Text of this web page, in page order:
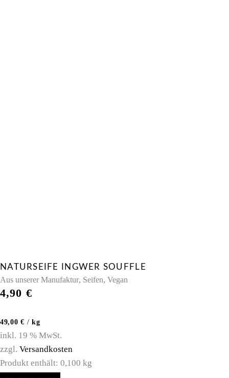
NATURSEIFE INGWER SOUFFLE
Aus unserer Manufaktur, Seifen, Vegan
4,90 €
49,00€ /kg
inkl. 19 % MwSt.
zzgl. Versandkosten
Produkt enthält: 0,100 kg